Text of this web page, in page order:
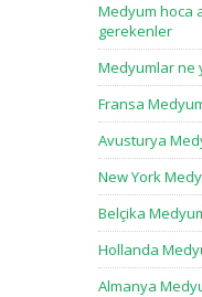
Medyum hoca
gerekenler
Medyumlar ne
Fransa
Avusturya
New York
Belçika
Hollanda
Almanya